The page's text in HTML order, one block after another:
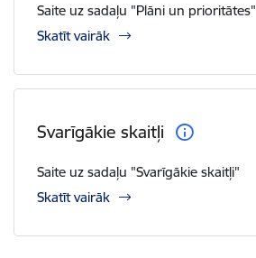
Saite uz sadaļu "Plāni un prioritātes"
Skatīt vairāk
Svarīgākie skaitļi
Saite uz sadaļu "Svarīgākie skaitļi"
Skatīt vairāk